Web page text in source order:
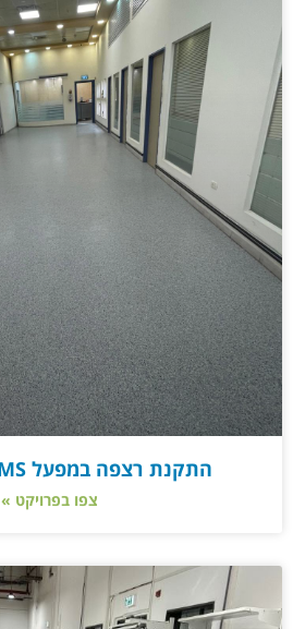
התקנת רצפה במפעל AMS בראש העין
צפו בפרויקט »